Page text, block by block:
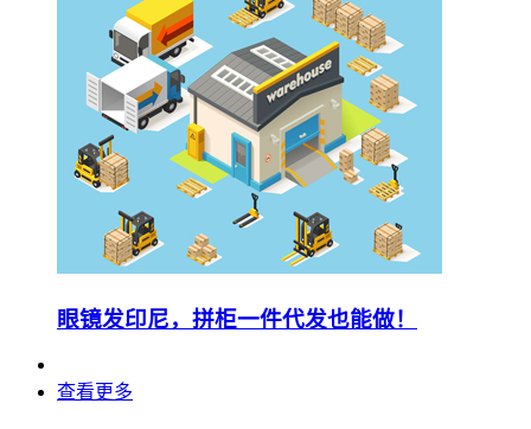
眼镜发印尼，拼柜一件代发也能做！
查看更多